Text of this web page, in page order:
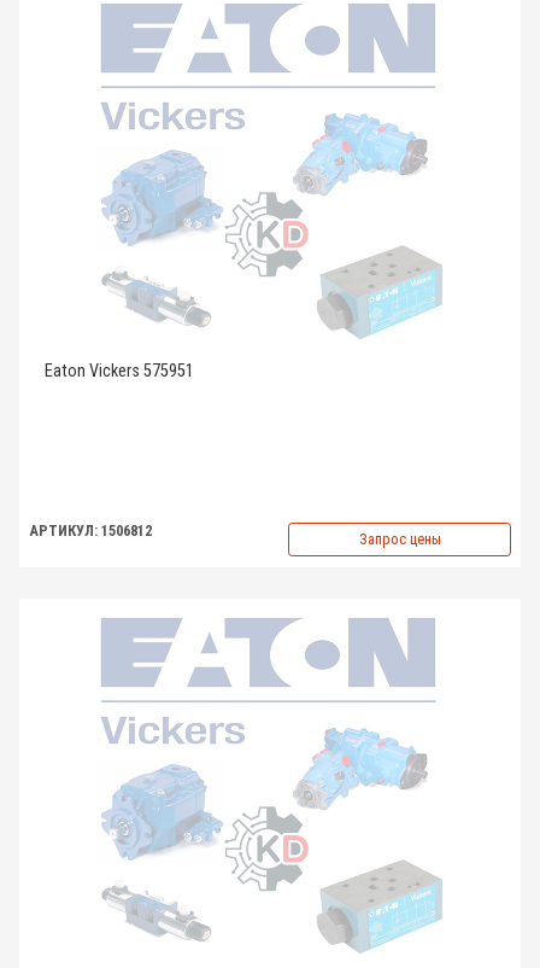
Eaton Vickers 575951
АРТИКУЛ: 1506812 Запрос цены